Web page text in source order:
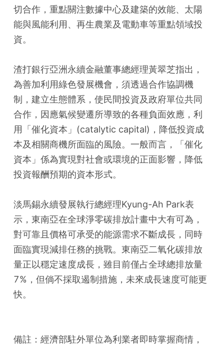
切合作，重點關注數據中心及建築的效能、太陽
能與風能利用、再生農業及電動車等重點領域投
資。
渣打銀行亞洲永續金融董事總經理黃翠芝指出，
為善加利用綠色發展機會，須透過合作協調機
制，建立生態體系，使民間投資及政府單位共同
合作，因應氣候變遷所導致的各種負面效應，利
用「催化資本」(catalytic capital)，降低投資成
本及相關商機所面臨的風險。一般而言，「催化
資本」係為實現對社會或環境的正面影響，降低
投資報酬預期的資本形式。
淡馬錫永續發展執行總經理Kyung-Ah Park表
示，東南亞在全球淨零碳排放計畫中大有可為，
對可靠且價格可承受的能源需求不斷成長，同時
面臨實現減排任務的挑戰。東南亞二氧化碳排放
量正以穩定速度成長，雖目前僅占全球總排放量
7%，但倘不採取遏制措施，未來成長速度可能更
快。
備註：經濟部駐外單位為利業者即時掌握商情，